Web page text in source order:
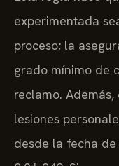
experimentada
proceso; la
grado mínimo de
reclamo.
lesiones
desde la fecha